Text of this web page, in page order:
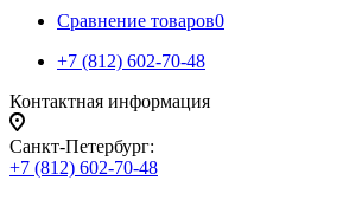
Сравнение товаров0
+7 (812) 602-70-48
Контактная информация
Санкт-Петербург:
+7 (812) 602-70-48